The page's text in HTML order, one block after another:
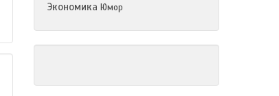
Экономика Юмор